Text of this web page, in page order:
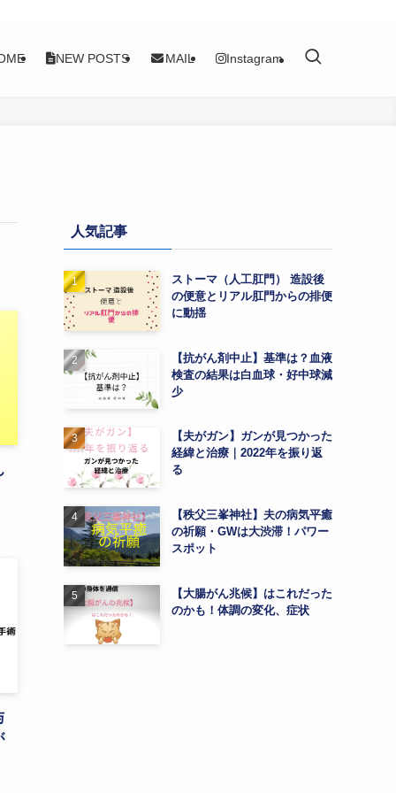
NEW POSTS MAIL Instagram
人気記事
ストーマ（人工肛門） 造設後
の便意とリアル肛門からの排便
に動揺
【抗がん剤中止】基準は？血液
検査の結果は白血球・好中球減
少
【夫がガン】ガンが見つかった
経緯と治療｜2022年を振り返
る
【秩父三峯神社】夫の病気平癒
の祈願・GWは大渋滞！パワー
スポット
【大腸がん兆候】はこれだった
のかも！体調の変化、症状